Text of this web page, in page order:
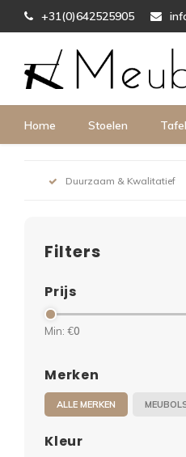
+31(0)642525905
Home Stoelen
Duurzaam & Kwalitatief
Filters
Prijs
Min: €0
Merken
ALLE MERKEN
Kleur